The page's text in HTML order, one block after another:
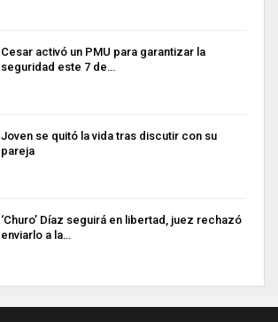
Cesar activó un PMU para garantizar la
seguridad este 7 de…
Joven se quitó la vida tras discutir con su
pareja
‘Churo’ Díaz seguirá en libertad, juez rechazó
enviarlo a la…